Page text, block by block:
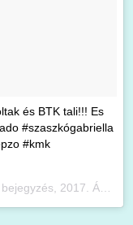
és BTK tali!!! Es
#szaszkógabriella
#kmk
2017. Ápr 22., 10:23 PDT